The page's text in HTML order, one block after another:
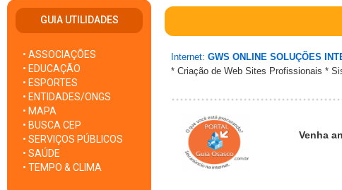
GUIA UTILIDADES
• ASSOCIAÇÕES
• EDUCAÇÃO
• ESPORTES
• ENTIDADES/ONGS
• MAPA
• BUSCA CEP
• SERVIÇOS PÚBLICOS
• SAÚDE
• TEMPO & CLIMA
Internet: GWS ONLINE SOLUÇÕES
* Criação de Web Sites Profissionais *
Venha